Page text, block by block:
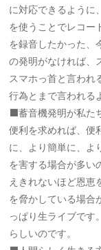
に対応できるように
を使うことでレコー
を録音したかった、
の発明がなければ、
スマホっ首と言われ
行為とまで言われる
⬛️蓄音機発明が私た
便利を求めれば、便
に、より簡単に、よ
を害する場合が多い
えきれないほど恩恵
を脅かしている場合
っぱり生ライブです
らしいのです。